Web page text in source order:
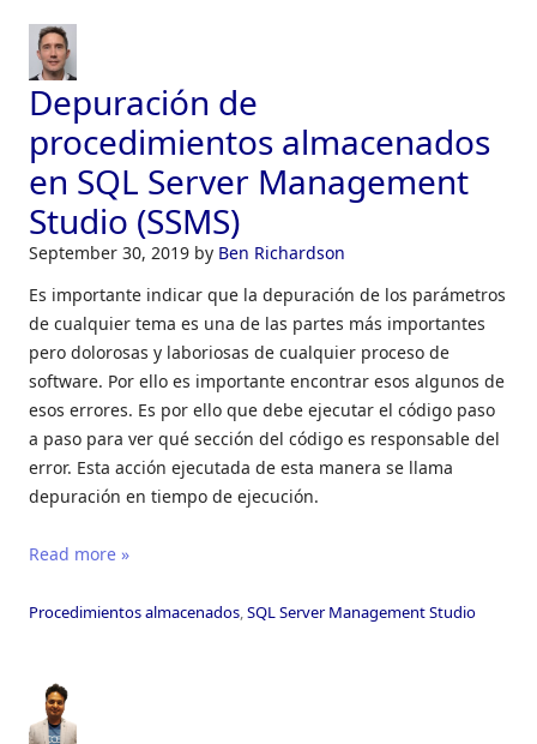
Depuración de
procedimientos almacenados
en SQL Server Management
Studio (SSMS)
September 30, 2019 by Ben Richardson
Es importante indicar que la depuración de los parámetros
de cualquier tema es una de las partes más importantes
pero dolorosas y laboriosas de cualquier proceso de
software. Por ello es importante encontrar esos algunos de
esos errores. Es por ello que debe ejecutar el código paso
a paso para ver qué sección del código es responsable del
error. Esta acción ejecutada de esta manera se llama
depuración en tiempo de ejecución.
Read more »
Procedimientos almacenados,SQL Server Management Studio